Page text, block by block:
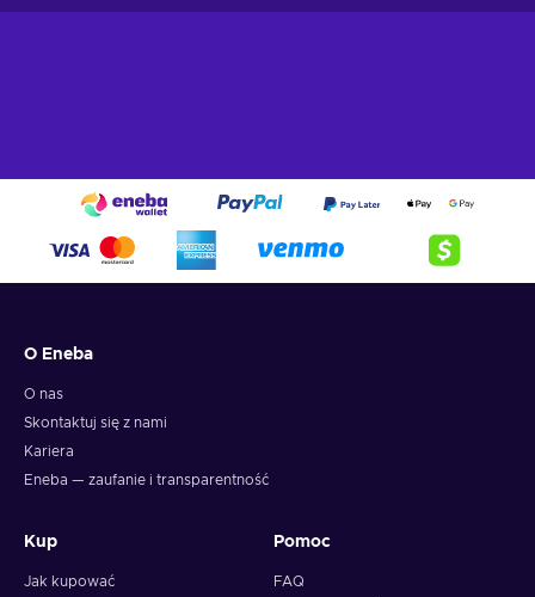
O Eneba
O nas
Skontaktuj się z nami
Kariera
Eneba — zaufanie i transparentność
Kup
Jak kupować
Pomoc
FAQ